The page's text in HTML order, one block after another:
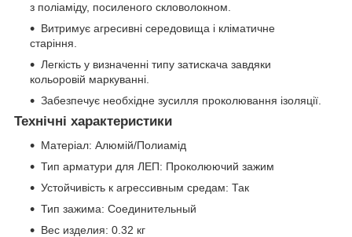
з поліаміду, посиленого скловолокном.
Витримує агресивні середовища і кліматичне
старіння.
Легкість у визначенні типу затискача завдяки
кольоровій маркуванні.
Забезпечує необхідне зусилля проколювання ізоляції.
Технічні характеристики
Матеріал: Алюмій/Полиамід
Тип арматури для ЛЕП: Проколюючий зажим
Устойчивість к агрессивным средам: Так
Тип зажима: Соединительный
Вес изделия: 0.32 кг